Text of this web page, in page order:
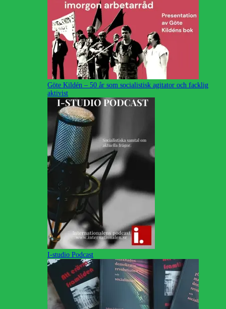
Göte Kildén – 50 år som socialistisk agitator och facklig
aktivist
I-studio Podcast